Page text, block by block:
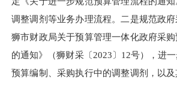
调整调剂等业务办理流程。二是规范政
狮市财政局关于预算管理一体化政府采
的通知》（狮财采〔2023〕12号），进
预算编制、采购执行中的调整调剂，以